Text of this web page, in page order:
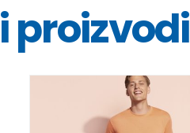
proizvodi